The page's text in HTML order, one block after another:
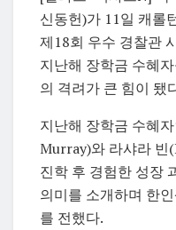
신동헌)가 11일 캐롤
제18회 우수 경찰관
지난해 장학금 수혜
의 격려가 큰 힘이 됐
지난해 장학금 수혜
Murray)와 라샤라 빈
진학 후 경험한 성장
의미를 소개하며 한
를 전했다.